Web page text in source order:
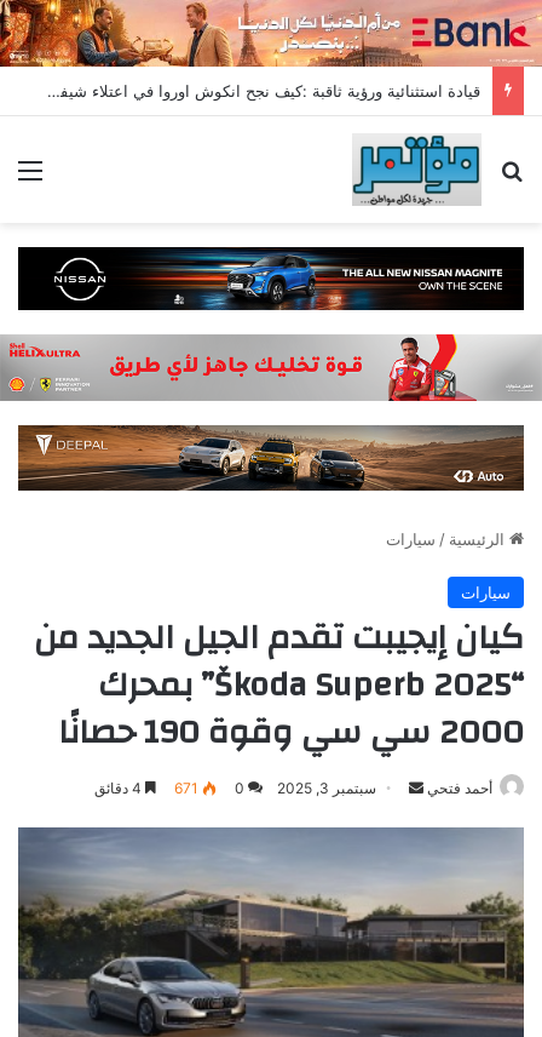
قيادة استثنائية ورؤية ثاقبة :كيف نجح انكوش اوروا في اعتلاء شيفروليه وام جى قمة مبيعات يوليو2026
بحث عن
الرئيسية / سيارات
سيارات
كيان إيجيبت تقدم الجيل الجديد من
“Škoda Superb 2025” بمحرك
2000 سي سي وقوة 190 حصانًا
أحمد فتحي
أرسل سبتمبر 3, 2025 0
671